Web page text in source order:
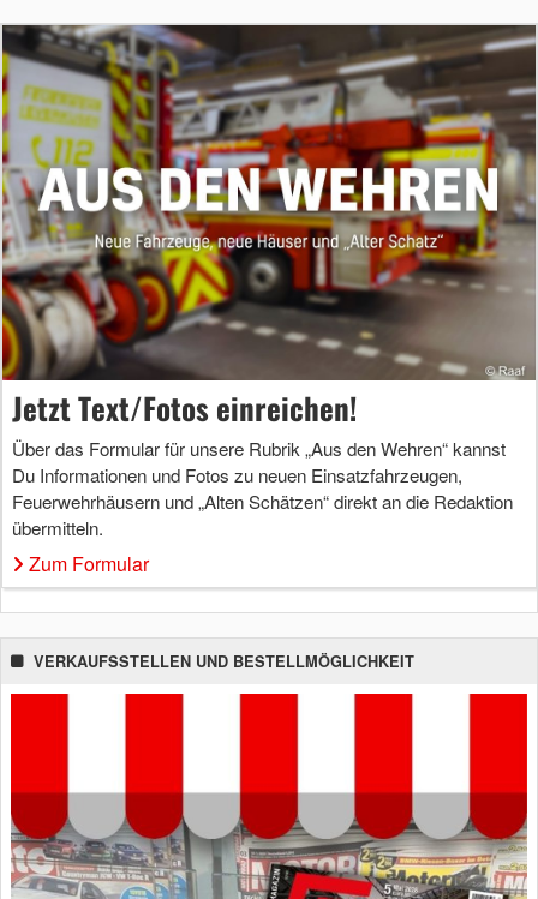
Jetzt Text/Fotos einreichen!
Über das Formular für unsere Rubrik „Aus den Wehren“ kannst
Du Informationen und Fotos zu neuen Einsatzfahrzeugen,
Feuerwehrhäusern und „Alten Schätzen“ direkt an die Redaktion
übermitteln.
Zum Formular
VERKAUFSSTELLEN UND BESTELLMÖGLICHKEIT